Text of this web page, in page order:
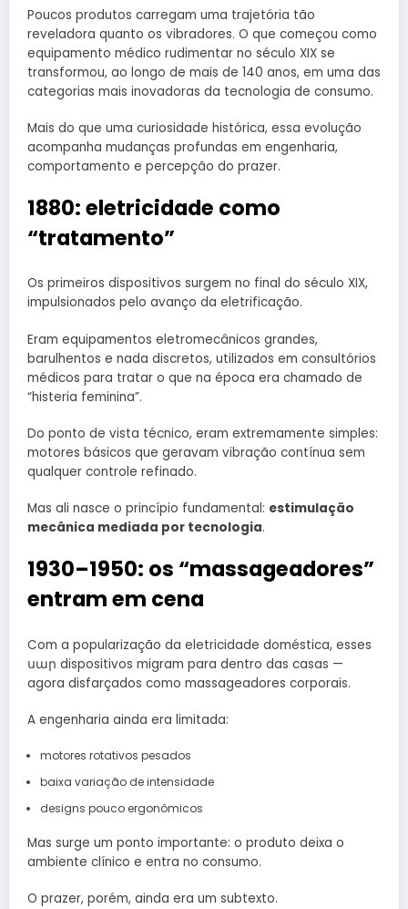
Poucos produtos carregam uma trajetória tão
reveladora quanto os vibradores. O que começou como
equipamento médico rudimentar no século XIX se
transformou, ao longo de mais de 140 anos, em uma das
categorias mais inovadoras da tecnologia de consumo.
Mais do que uma curiosidade histórica, essa evolução
acompanha mudanças profundas em engenharia,
comportamento e percepção do prazer.
1880: eletricidade como
“tratamento”
Os primeiros dispositivos surgem no final do século XIX,
impulsionados pelo avanço da eletrificação.
Eram equipamentos eletromecânicos grandes,
barulhentos e nada discretos, utilizados em consultórios
médicos para tratar o que na época era chamado de
“histeria feminina”.
Do ponto de vista técnico, eram extremamente simples:
motores básicos que geravam vibração contínua sem
qualquer controle refinado.
Mas ali nasce o princípio fundamental: estimulação
mecânica mediada por tecnologia.
1930–1950: os “massageadores”
entram em cena
Com a popularização da eletricidade doméstica, esses
սար dispositivos migram para dentro das casas —
agora disfarçados como massageadores corporais.
A engenharia ainda era limitada:
motores rotativos pesados
baixa variação de intensidade
designs pouco ergonômicos
Mas surge um ponto importante: o produto deixa o
ambiente clínico e entra no consumo.
O prazer, porém, ainda era um subtexto.